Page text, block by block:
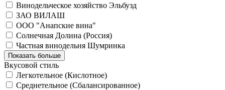
Винодельческое хозяйство Эльбузд
ЗАО ВИЛАШ
ООО "Анапские вина"
Солнечная Долина (Россия)
Частная винодельня Шумринка
Показать больше
Вкусовой стиль
Легкотельное (Кислотное)
Среднетельное (Сбалансированное)